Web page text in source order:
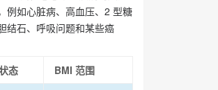
例如心脏病、高血压、2 型糖
结石、呼吸问题和某些癌
态
BMI 范围